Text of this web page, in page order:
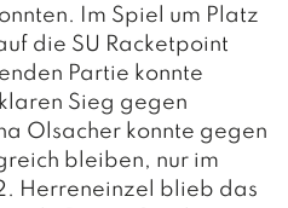
Im Spiel um Platz
die SU Racketpoint
Partie konnte
Sieg gegen
Olsacher konnte gegen
bleiben, nur im
Herreneinzel blieb das